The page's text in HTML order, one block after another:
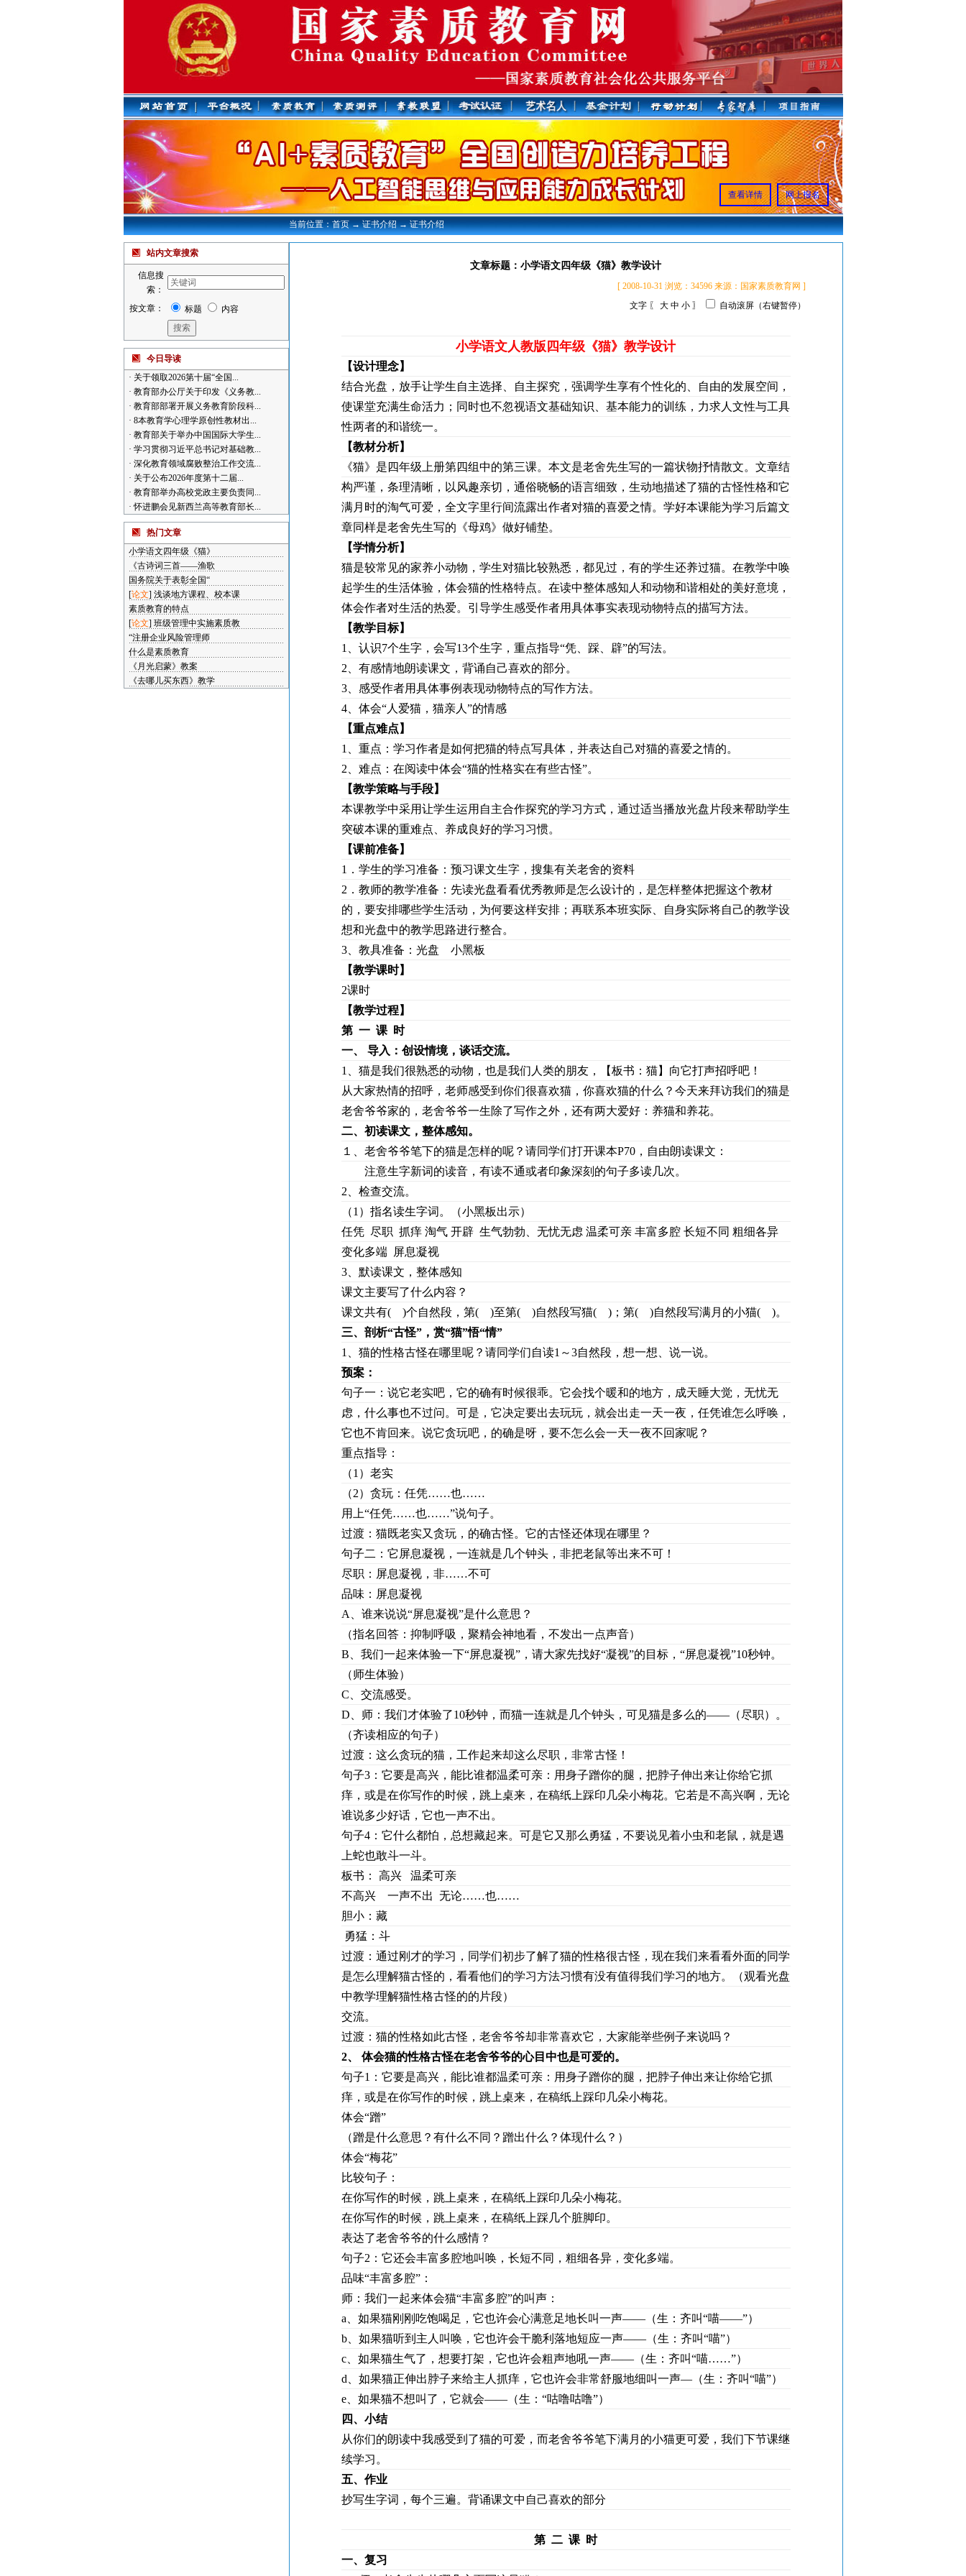
查看详情 网上报名
当前位置：首页 → 证书介绍 → 证书介绍
站内文章搜索
信息搜
索：
按文章：
标题 内容
今日导读
· 关于领取2026第十届“全国...
· 教育部办公厅关于印发《义务教...
· 教育部部署开展义务教育阶段科...
· 8本教育学心理学原创性教材出...
· 教育部关于举办中国国际大学生...
· 学习贯彻习近平总书记对基础教...
· 深化教育领域腐败整治工作交流...
· 关于公布2026年度第十二届...
· 教育部举办高校党政主要负责同...
· 怀进鹏会见新西兰高等教育部长...
热门文章
小学语文四年级《猫》
《古诗词三首——渔歌
国务院关于表彰全国“
[论文] 浅谈地方课程、校本课
素质教育的特点
[论文] 班级管理中实施素质教
“注册企业风险管理师
什么是素质教育
《月光启蒙》教案
《去哪儿买东西》教学
文章标题：小学语文四年级《猫》教学设计
[ 2008-10-31 浏览：34596 来源：国家素质教育网 ]
文字 〖 大 中 小 〗 自动滚屏（右键暂停）
小学语文人教版四年级《猫》教学设计
【设计理念】
结合光盘，放手让学生自主选择、自主探究，强调学生享有个性化的、自由的发展空间，
使课堂充满生命活力；同时也不忽视语文基础知识、基本能力的训练，力求人文性与工具
性两者的和谐统一。
【教材分析】
《猫》是四年级上册第四组中的第三课。本文是老舍先生写的一篇状物抒情散文。文章结
构严谨，条理清晰，以风趣亲切，通俗晓畅的语言细致，生动地描述了猫的古怪性格和它
满月时的淘气可爱，全文字里行间流露出作者对猫的喜爱之情。学好本课能为学习后篇文
章同样是老舍先生写的《母鸡》做好铺垫。
【学情分析】
猫是较常见的家养小动物，学生对猫比较熟悉，都见过，有的学生还养过猫。在教学中唤
起学生的生活体验，体会猫的性格特点。在读中整体感知人和动物和谐相处的美好意境，
体会作者对生活的热爱。引导学生感受作者用具体事实表现动物特点的描写方法。
【教学目标】
1、认识7个生字，会写13个生字，重点指导“凭、踩、辟”的写法。
2、有感情地朗读课文，背诵自己喜欢的部分。
3、感受作者用具体事例表现动物特点的写作方法。
4、体会“人爱猫，猫亲人”的情感
【重点难点 】
1、重点：学习作者是如何把猫的特点写具体，并表达自己对猫的喜爱之情的。
2、难点：在阅读中体会“猫的性格实在有些古怪”。
【教学策略与手段】
本课教学中采用让学生运用自主合作探究的学习方式，通过适当播放光盘片段来帮助学生
突破本课的重难点、养成良好的学习习惯。
【课前准备】
1．学生的学习准备：预习课文生字，搜集有关老舍的资料
2．教师的教学准备：先读光盘看看优秀教师是怎么设计的，是怎样整体把握这个教材
的，要安排哪些学生活动，为何要这样安排；再联系本班实际、自身实际将自己的教学设
想和光盘中的教学思路进行整合。
3、教具准备：光盘 小黑板
【教学课时】
2课时
【教学过程】
第 一 课
时
一、
导入：创设情境，谈话交流。
1、猫是我们很熟悉的动物，也是我们人类的朋友，【板书：猫】向它打声招呼吧！
从大家热情的招呼，老师感受到你们很喜欢猫，你喜欢猫的什么？今天来拜访我们的猫是
老舍爷爷家的，老舍爷爷一生除了写作之外，还有两大爱好：养猫和养花。
二、初读课文，整体感知。
１、老舍爷爷笔下的猫是怎样的呢？请同学们打开课本P70，自由朗读课文：
注意生字新词的读音，有读不通或者印象深刻的句子多读几次。
2、检查交流。
（1）指名读生字词。（小黑板出示）
任凭 尽职 抓痒 淘气 开辟 生气勃勃、无忧无虑 温柔可亲 丰富多腔 长短不同 粗细各异
变化多端 屏息凝视
3、默读课文，整体感知
课文主要写了什么内容？
课文共有( )个自然段，第( )至第( )自然段写猫( )；第( )自然段写满月的小猫( )。
三、 剖析“古怪”，赏“猫”悟“情”
1、猫的性格古怪在哪里呢？请同学们自读1～3自然段，想一想、说一说。
预案：
句子一：说它老实吧，它的确有时候很乖。它会找个暖和的地方，成天睡大觉，无忧无
虑，什么事也不过问。可是，它决定要出去玩玩，就会出走一天一夜，任凭谁怎么呼唤，
它也不肯回来。说它贪玩吧，的确是呀，要不怎么会一天一夜不回家呢？
重点指导：
（1）老实
（2）贪玩：任凭……也……
用上“任凭……也……”说句子。
过渡：猫既老实又贪玩，的确古怪。它的古怪还体现在哪里？
句子二：它屏息凝视，一连就是几个钟头，非把老鼠等出来不可！
尽职：屏息凝视，非……不可
品味：屏息凝视
A、谁来说说“屏息凝视”是什么意思？
（指名回答：抑制呼吸，聚精会神地看，不发出一点声音）
B、我们一起来体验一下“屏息凝视”，请大家先找好“凝视”的目标，“屏息凝视”10秒钟。
（师生体验）
C、交流感受。
D、师：我们才体验了10秒钟，而猫一连就是几个钟头，可见猫是多么的——（尽职）。
（齐读相应的句子）
过渡：这么贪玩的猫，工作起来却这么尽职，非常古怪！
句子3：它要是高兴，能比谁都温柔可亲：用身子蹭你的腿，把脖子伸出来让你给它抓
痒，或是在你写作的时候，跳上桌来，在稿纸上踩印几朵小梅花。它若是不高兴啊，无论
谁说多少好话，它也一声不出。
句子4：它什么都怕，总想藏起来。可是它又那么勇猛，不要说见着小虫和老鼠，就是遇
上蛇也敢斗一斗。
板书： 高兴 温柔可亲
不高兴 一声不出 无论……也……
胆小：藏
勇猛：斗
过渡：通过刚才的学习，同学们初步了解了猫的性格很古怪，现在我们来看看外面的同学
是怎么理解猫古怪的，看看他们的学习方法习惯有没有值得我们学习的地方。（观看光盘
中教学理解猫性格古怪的的片段）
交流。
过渡：猫的性格如此古怪，老舍爷爷却非常喜欢它，大家能举些例子来说吗？
2、
体会猫的性格古怪在老舍爷爷的心目中也是可爱的。
句子1：它要是高兴，能比谁都温柔可亲：用身子蹭你的腿，把脖子伸出来让你给它抓
痒，或是在你写作的时候，跳上桌来，在稿纸上踩印几朵小梅花。
体会“蹭”
（蹭是什么意思？有什么不同？蹭出什么？体现什么？）
体会“梅花”
比较句子：
在你写作的时候，跳上桌来，在稿纸上踩印几朵小梅花。
在你写作的时候，跳上桌来，在稿纸上踩几个脏脚印。
表达了老舍爷爷的什么感情？
句子2：它还会丰富多腔地叫唤，长短不同，粗细各异，变化多端。
品味“丰富多腔”：
师：我们一起来体会猫“丰富多腔”的叫声：
a、如果猫刚刚吃饱喝足，它也许会心满意足地长叫一声——（生：齐叫“喵——”）
b、如果猫听到主人叫唤，它也许会干脆利落地短应一声——（生：齐叫“喵”）
c、如果猫生气了，想要打架，它也许会粗声地吼一声——（生：齐叫“喵……”）
d、如果猫正伸出脖子来给主人抓痒，它也许会非常舒服地细叫一声—（生：齐叫“喵”）
e、如果猫不想叫了，它就会——（生：“咕噜咕噜”）
四、小结
从你们的朗读中我感受到了猫的可爱，而老舍爷爷笔下满月的小猫更可爱，我们下节课继
续学习。
五、作业
抄写生字词，每个三遍。背诵课文中自己喜欢的部分
第 二 课 时
一、复习